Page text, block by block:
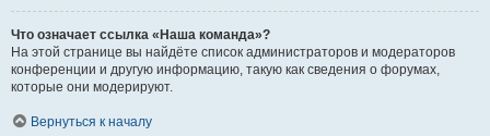
Что означает ссылка «Наша команда»?
На этой странице вы найдёте список администраторов и модераторов
конференции и другую информацию, такую как сведения о форумах,
которые они модерируют.
Вернуться к началу